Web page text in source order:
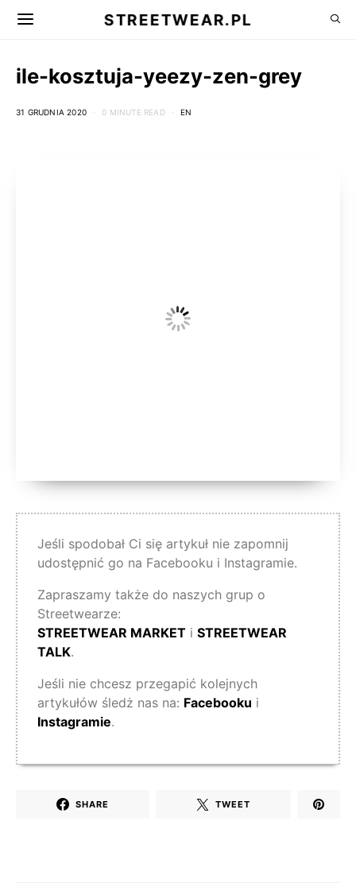
STREETWEAR.PL
ile-kosztuja-yeezy-zen-grey
31 GRUDNIA 2020 0 MINUTE READ EN
Jeśli spodobał Ci się artykuł nie zapomnij
udostępnić go na Facebooku i Instagramie.
Zapraszamy także do naszych grup o
Streetwearze:
STREETWEAR MARKET i STREETWEAR
TALK.
Jeśli nie chcesz przegapić kolejnych
artykułów śledż nas na: Facebooku i
Instagramie.
SHARE TWEET